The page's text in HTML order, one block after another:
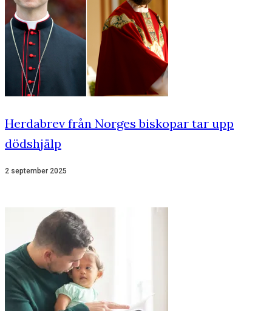
Herdabrev från Norges biskopar tar upp
dödshjälp
2 september 2025